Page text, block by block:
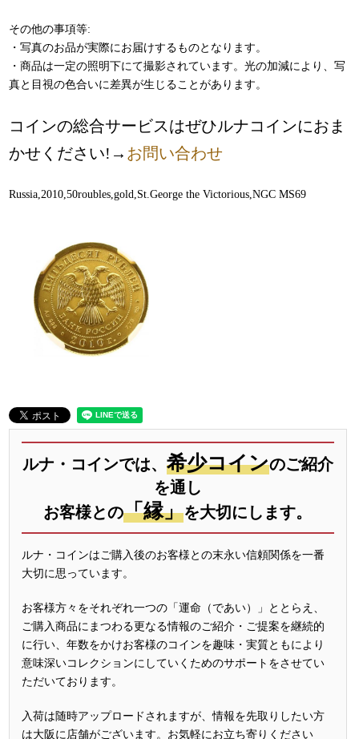
その他の事項等:
・写真のお品が実際にお届けするものとなります。
・商品は一定の照明下にて撮影されています。光の加減により、写
真と目視の色合いに差異が生じることがあります。
コインの総合サービスはぜひルナコインにおま
かせください!→ お問い合わせ
Russia,2010,50roubles,gold,St.George the Victorious,NGC MS69
ルナ・コインでは、 希少コインのご紹介
を通し
お客様との「縁」を大切にします。
ルナ・コインはご購入後のお客様との末永い信頼関係を一番
大切に思っています。
お客様方々をそれぞれ一つの「運命（であい）」ととらえ、
ご購入商品にまつわる更なる情報のご紹介・ご提案を継続的
に行い、年数をかけお客様のコインを趣味・実質ともにより
意味深いコレクションにしていくためのサポートをさせてい
ただいております。
入荷は随時アップロードされますが、情報を先取りしたい方
は大阪に店舗がございます。お気軽にお立ち寄りください